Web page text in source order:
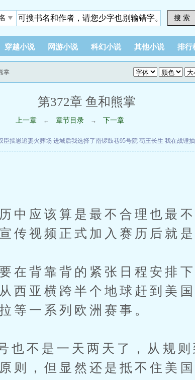
搜 索
穿越小说 网游小说 科幻小说 其他小说 排行
掌
第372章 鱼和熊掌
上一章 ← 章节目录 → 下一章
臣揣崽追妻火葬场 进城后我选择了南锣鼓巷95号院 苟王长生 我在战锤
中应该算是最不合理也最不
传视频正式加入赛历后就是
在背靠背的紧张日程安排
西亚横跨半个地球赶到美
等一系列欧洲赛事。
也不是一天两天了，从规则
则，但显然还是抵不住美